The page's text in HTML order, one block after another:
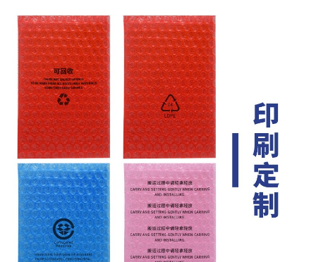
寸，同时搭配防静电珍珠棉、内衬等全套包装……